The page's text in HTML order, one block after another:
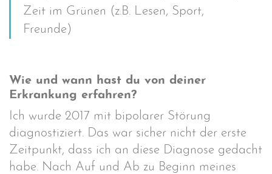
Zeit im Grünen (z.B. Lesen, Sport,
Freunde)
Wie und wann hast du von deiner
Erkrankung erfahren?
Ich wurde 2017 mit bipolarer Störung
diagnostiziert. Das war sicher nicht der erste
Zeitpunkt, dass ich an diese Diagnose gedacht
habe. Nach Auf und Ab zu Beginn meines